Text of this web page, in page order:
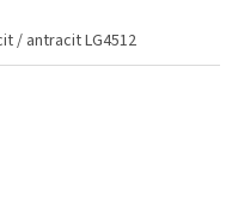
/ antracit LG4512